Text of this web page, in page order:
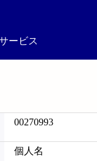
ービス
00270993
個人名